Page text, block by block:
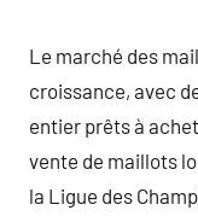
Le marché des
croissance, avec
entier prêts à
vente de maillots
la Ligue des